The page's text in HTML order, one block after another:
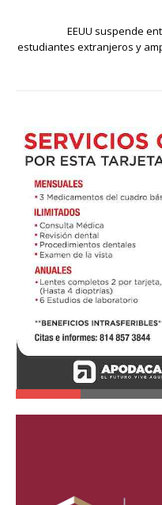
EEUU suspende
estudiantes extranjeros y